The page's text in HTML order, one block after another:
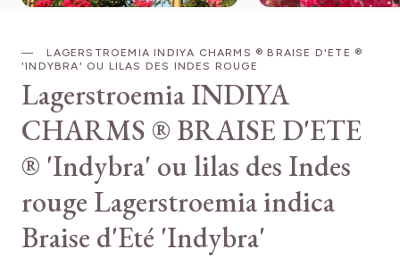
LAGERSTROEMIA INDIYA CHARMS ® BRAISE D'ETE ®
'INDYBRA' OU LILAS DES INDES ROUGE
Lagerstroemia INDIYA
CHARMS ® BRAISE D'ETE
® 'Indybra' ou lilas des Indes
rouge Lagerstroemia indica
Braise d'Eté 'Indybra'